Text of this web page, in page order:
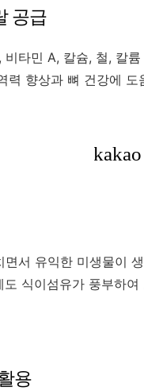
공급
비타민 A, 칼슘, 철, 칼
력 향상과 뼈 건강에 도
서 유익한 미생물이
식이섬유가 풍부하
용